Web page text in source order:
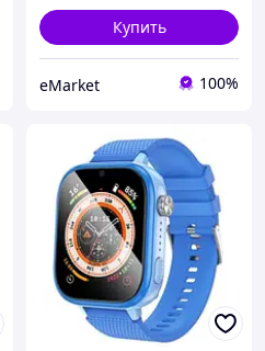
Купить
eMarket 100%